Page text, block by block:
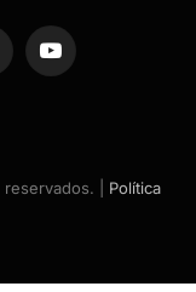
YouTube
| Política